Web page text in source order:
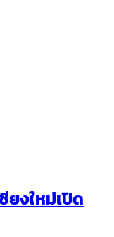
ยงใหม่เปิด